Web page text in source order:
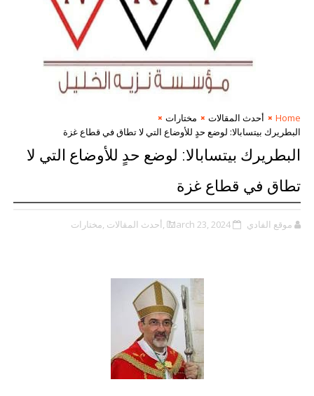
Home أحدث المقالات
مختارات
البطريرك بيتسابالا: لوضع حدٍ للأوضاع التي لا تطاق في قطاع غزة
البطريرك بيتسابالا: لوضع حدٍ للأوضاع التي لا
تطاق في قطاع غزة
موقع الفادي March 23, 2024 ,أحدث المقالات ,مختارات